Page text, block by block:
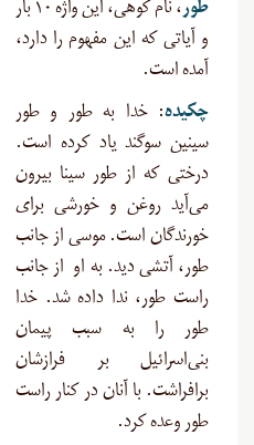
طور
، نام کوهی، این واژه ۱۰ بار
و آیاتی که این مفهوم را دارد،
آمده است.
چکیده: خدا به طور و طور
سینین سوگند یاد کرده است.
درختی که از طور سینا بیرون
می‌آید روغن و خورشی برای
خورندگان است. موسی از جانب
طور، آتشی دید. به او از جانب
راست طور، ندا داده شد. خدا
طور را به سبب پیمان
بنی‌اسرائیل بر فرازشان
برافراشت. با آنان در کنار راست
طور وعده کرد.